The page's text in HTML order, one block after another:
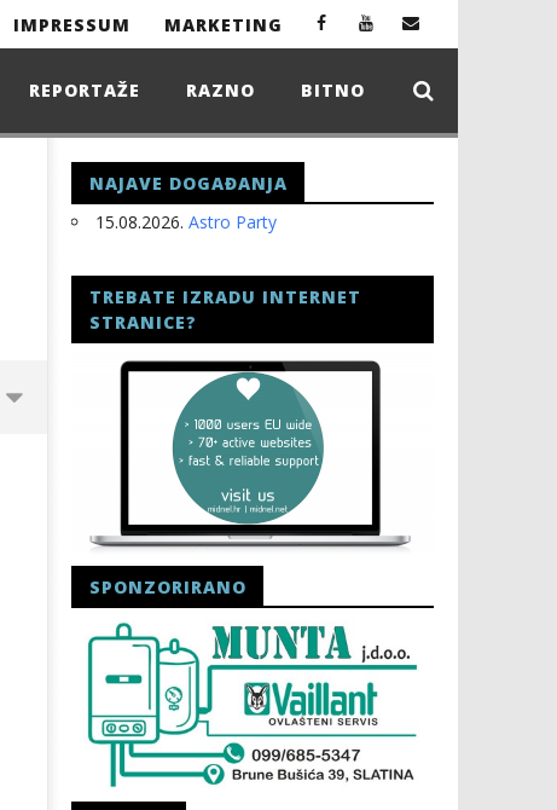
IMPRESSUM MARKETING
REPORTAŽE RAZNO BITNO
24.02.2022.
HEP: Bez struje
24.02.2022.
slatina.net
NAJAVE DOGAĐANJA
15.08.2026. Astro Party
TREBATE IZRADU INTERNET
STRANICE?
SPONZORIRANO